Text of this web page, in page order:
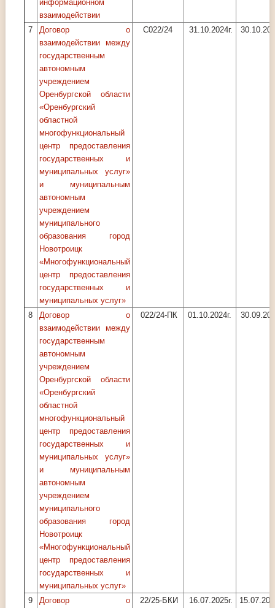
информационном
взаимодействии
7
Договор о
взаимодействии между
государственным
автономным
учреждением
Оренбургской области
«Оренбургский
областной
многофункциональный
центр предоставления
государственных и
муниципальных услуг»
и муниципальным
автономным
учреждением
муниципального
образования город
Новотроицк
«Многофункциональный
центр предоставления
государственных и
муниципальных услуг»
С022/24 31.10.2024г.
8
Договор о
взаимодействии между
государственным
автономным
учреждением
Оренбургской области
«Оренбургский
областной
многофункциональный
центр предоставления
государственных и
муниципальных услуг»
и муниципальным
автономным
учреждением
муниципального
образования город
Новотроицк
«Многофункциональный
центр предоставления
государственных и
муниципальных услуг»
022/24-ПК 01.10.2024г.
9
Договор о
22/25-БКИ 16.07.2025г.